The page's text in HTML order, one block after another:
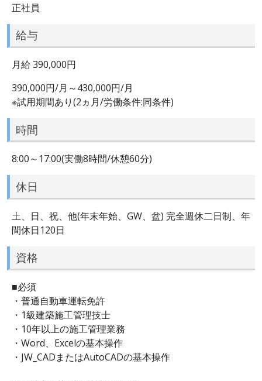
正社員
給与
月給 390,000円
390,000円/月～430,000円/月
※試用期間あり(2ヵ月/労働条件:同条件)
時間
8:00～17:00(実働8時間/休憩60分)
休日
土、日、祝、他(年末年始、GW、盆) 完全週休二日制、年
間休日120日
資格
■必須
・普通自動車運転免許
・1級建築施工管理技士
・10年以上の施工管理業務
・Word、Excelの基本操作
・JW_CADまたはAutoCADの基本操作